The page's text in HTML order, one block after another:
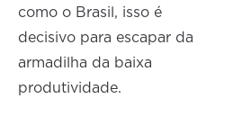
como o Brasil, isso é
decisivo para escapar da
armadilha da baixa
produtividade.